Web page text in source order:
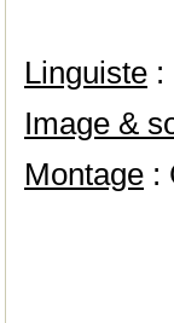
Linguiste :
Image &
Montage :